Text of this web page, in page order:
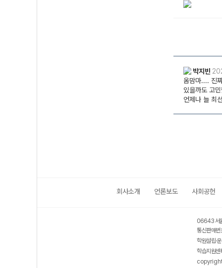
회사소개 언론보도 사회공헌
06643 서
통신판매
학원설립·
학습지원